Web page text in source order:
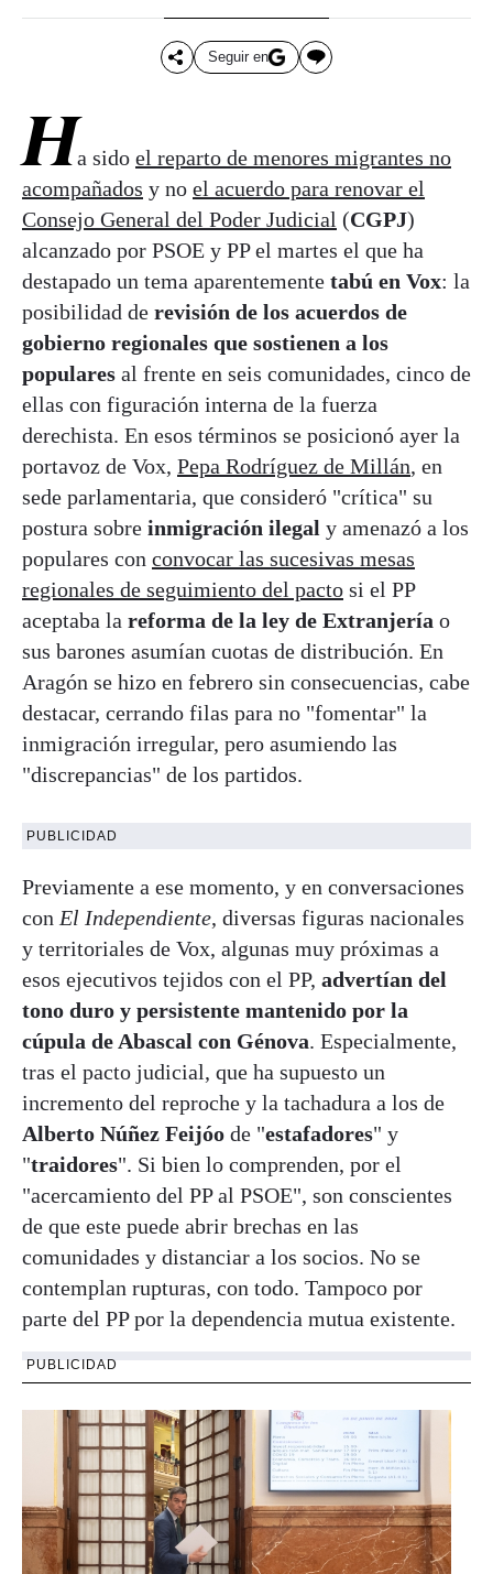
Seguir en
Ha sido el reparto de menores migrantes no
acompañados y no el acuerdo para renovar el
Consejo General del Poder Judicial (CGPJ)
alcanzado por PSOE y PP el martes el que ha
destapado un tema aparentemente tabú en Vox: la
posibilidad de revisión de los acuerdos de
gobierno regionales que sostienen a los
populares al frente en seis comunidades, cinco de
ellas con figuración interna de la fuerza
derechista. En esos términos se posicionó ayer la
portavoz de Vox, Pepa Rodríguez de Millán, en
sede parlamentaria, que consideró "crítica" su
postura sobre inmigración ilegal y amenazó a los
populares con convocar las sucesivas mesas
regionales de seguimiento del pacto si el PP
aceptaba la reforma de la ley de Extranjería o
sus barones asumían cuotas de distribución. En
Aragón se hizo en febrero sin consecuencias, cabe
destacar, cerrando filas para no "fomentar" la
inmigración irregular, pero asumiendo las
"discrepancias" de los partidos.
PUBLICIDAD
Previamente a ese momento, y en conversaciones
con El Independiente, diversas figuras nacionales
y territoriales de Vox, algunas muy próximas a
esos ejecutivos tejidos con el PP, advertían del
tono duro y persistente mantenido por la
cúpula de Abascal con Génova. Especialmente,
tras el pacto judicial, que ha supuesto un
incremento del reproche y la tachadura a los de
Alberto Núñez Feijóo de "estafadores" y
"traidores". Si bien lo comprenden, por el
"acercamiento del PP al PSOE", son conscientes
de que este puede abrir brechas en las
comunidades y distanciar a los socios. No se
contemplan rupturas, con todo. Tampoco por
parte del PP por la dependencia mutua existente.
PUBLICIDAD